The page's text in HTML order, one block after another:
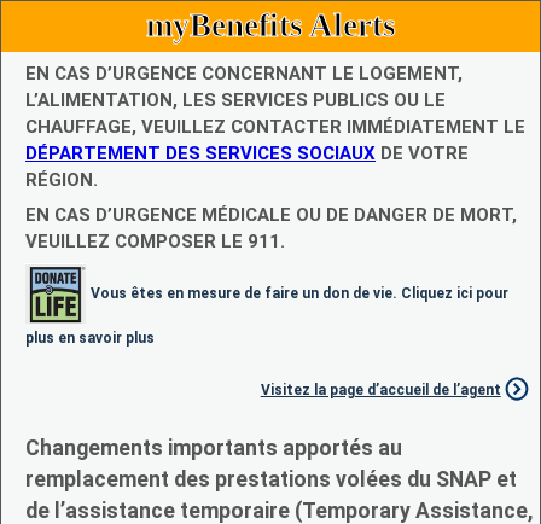
myBenefits Alerts
EN CAS D’URGENCE CONCERNANT LE LOGEMENT,
L’ALIMENTATION, LES SERVICES PUBLICS OU LE
CHAUFFAGE, VEUILLEZ CONTACTER IMMÉDIATEMENT LE
DÉPARTEMENT DES SERVICES SOCIAUX DE VOTRE
RÉGION.
EN CAS D’URGENCE MÉDICALE OU DE DANGER DE MORT,
VEUILLEZ COMPOSER LE 911.
Vous êtes en mesure de faire un don de vie. Cliquez ici pour
plus en savoir plus
Visitez la page d’accueil de l’agent
Changements importants apportés au
remplacement des prestations volées du SNAP et
de l’assistance temporaire (Temporary Assistance,